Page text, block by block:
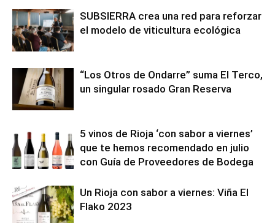
SUBSIERRA crea una red para reforzar
el modelo de viticultura ecológica
“Los Otros de Ondarre” suma El Terco,
un singular rosado Gran Reserva
5 vinos de Rioja ‘con sabor a viernes’
que te hemos recomendado en julio
con Guía de Proveedores de Bodega
Un Rioja con sabor a viernes: Viña El
Flako 2023